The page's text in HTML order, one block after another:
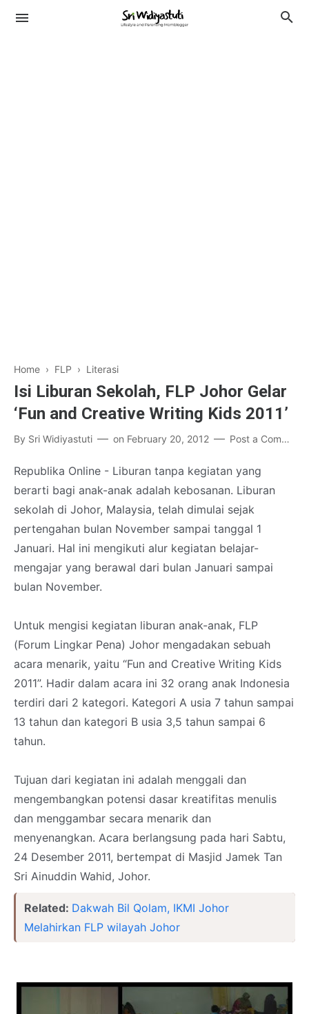
Home › FLP › Literasi
Isi Liburan Sekolah, FLP Johor Gelar
‘Fun and Creative Writing Kids 2011’
By Sri Widiyastuti on February 20, 2012 Post a Comment
Republika Online - Liburan tanpa kegiatan yang
berarti bagi anak-anak adalah kebosanan. Liburan
sekolah di Johor, Malaysia, telah dimulai sejak
pertengahan bulan November sampai tanggal 1
Januari. Hal ini mengikuti alur kegiatan belajar-
mengajar yang berawal dari bulan Januari sampai
bulan November.
Untuk mengisi kegiatan liburan anak-anak, FLP
(Forum Lingkar Pena) Johor mengadakan sebuah
acara menarik, yaitu “Fun and Creative Writing Kids
2011”. Hadir dalam acara ini 32 orang anak Indonesia
terdiri dari 2 kategori. Kategori A usia 7 tahun sampai
13 tahun dan kategori B usia 3,5 tahun sampai 6
tahun.
Tujuan dari kegiatan ini adalah menggali dan
mengembangkan potensi dasar kreatifitas menulis
dan menggambar secara menarik dan
menyenangkan. Acara berlangsung pada hari Sabtu,
24 Desember 2011, bertempat di Masjid Jamek Tan
Sri Ainuddin Wahid, Johor.
Related: Dakwah Bil Qolam, IKMI Johor
Melahirkan FLP wilayah Johor